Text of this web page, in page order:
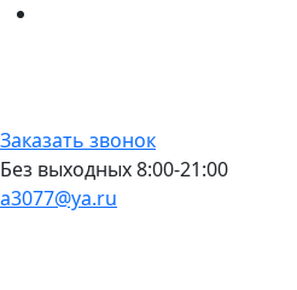
Заказать звонок
Без выходных 8:00-21:00
a3077@ya.ru